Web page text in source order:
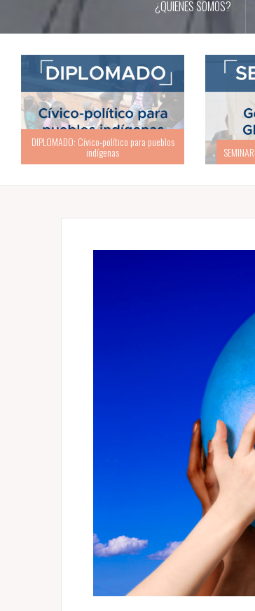
¿QUIENES SOMOS?
SEMINARIO: Geopolítica y Globalización